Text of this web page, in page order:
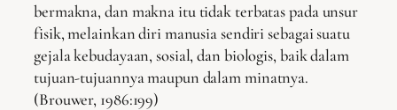
bermakna, dan makna itu tidak terbatas pada unsur
fisik, melainkan diri manusia sendiri sebagai suatu
gejala kebudayaan, sosial, dan biologis, baik dalam
tujuan-tujuannya maupun dalam minatnya.
(Brouwer, 1986:199)